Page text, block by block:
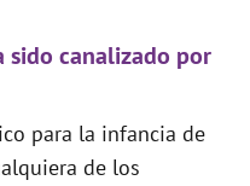
sido canalizado por
para la infancia de
de los